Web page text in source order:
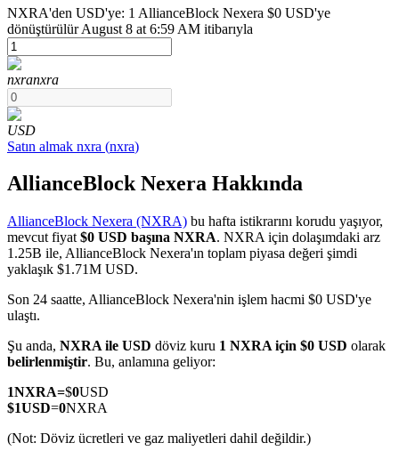
USDT Vadeli İşlemleri
COIN-M Vadeli İşlemleri
Kripto Para Vadeli İşlemleri
Hisse senetleri, döviz, değerli metaller ve emtia türevleri
NXRA'den USD'ye: 1 AllianceBlock Nexera $0 USD'ye
dönüştürülür August 8 at 6:59 AM itibarıyla
nxranxra
USD
Satın almak nxra (nxra)
AllianceBlock Nexera Hakkında
AllianceBlock Nexera (NXRA) bu hafta istikrarını korudu yaşıyor,
mevcut fiyat $0 USD başına NXRA. NXRA için dolaşımdaki arz
1.25B ile, AllianceBlock Nexera'ın toplam piyasa değeri şimdi
yaklaşık $1.71M USD.
Son 24 saatte, AllianceBlock Nexera'nin işlem hacmi $0 USD'ye
ulaştı.
Şu anda, NXRA ile USD döviz kuru 1 NXRA için $0 USD olarak
belirlenmiştir. Bu, anlamına geliyor:
1NXRA=$0USD
$1USD=0NXRA
(Not: Döviz ücretleri ve gaz maliyetleri dahil değildir.)